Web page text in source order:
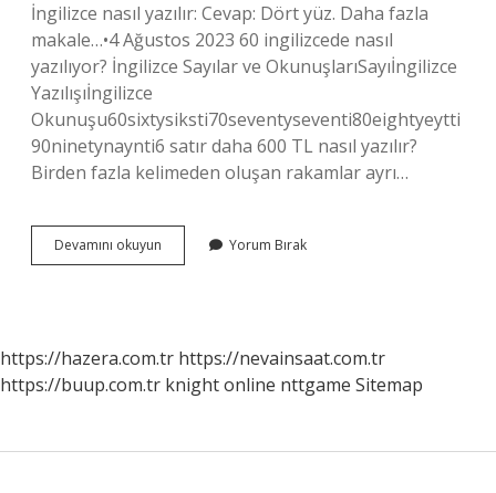
İngilizce nasıl yazılır: Cevap: Dört yüz. Daha fazla
makale…•4 Ağustos 2023 60 ingilizcede nasıl
yazılıyor? İngilizce Sayılar ve OkunuşlarıSayıİngilizce
Yazılışıİngilizce
Okunuşu60sixtysiksti70seventyseventi80eightyeytti
90ninetynaynti6 satır daha 600 TL nasıl yazılır?
Birden fazla kelimeden oluşan rakamlar ayrı…
Devamını okuyun Ingilizce
600
Yorum Bırak
https://hazera.com.tr https://nevainsaat.com.tr
https://buup.com.tr knight online nttgame Sitemap